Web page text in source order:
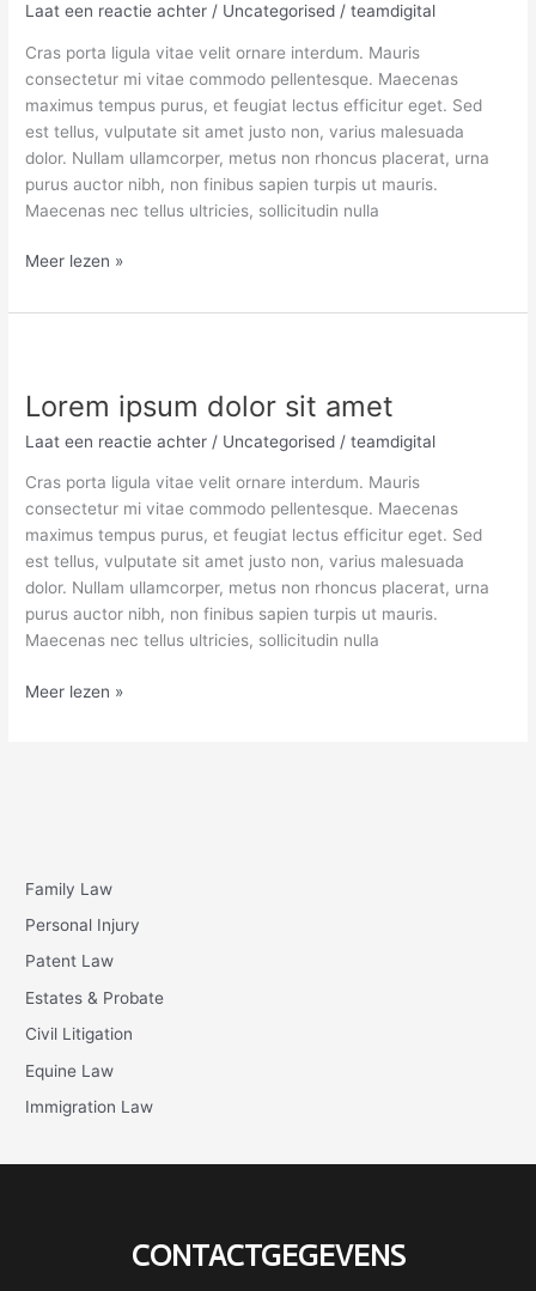
Laat een reactie achter / Uncategorised /teamdigital
Cras porta ligula vitae velit ornare interdum. Mauris
consectetur mi vitae commodo pellentesque. Maecenas
maximus tempus purus, et feugiat lectus efficitur eget. Sed
est tellus, vulputate sit amet justo non, varius malesuada
dolor. Nullam ullamcorper, metus non rhoncus placerat, urna
purus auctor nibh, non finibus sapien turpis ut mauris.
Maecenas nec tellus ultricies, sollicitudin nulla
Meer lezen »
Lorem ipsum dolor sit amet
Laat een reactie achter / Uncategorised /teamdigital
Cras porta ligula vitae velit ornare interdum. Mauris
consectetur mi vitae commodo pellentesque. Maecenas
maximus tempus purus, et feugiat lectus efficitur eget. Sed
est tellus, vulputate sit amet justo non, varius malesuada
dolor. Nullam ullamcorper, metus non rhoncus placerat, urna
purus auctor nibh, non finibus sapien turpis ut mauris.
Maecenas nec tellus ultricies, sollicitudin nulla
dolor
Meer lezen »
Family Law
Personal Injury
Patent Law
Estates & Probate
Civil Litigation
Equine Law
Immigration Law
CONTACTGEGEVENS